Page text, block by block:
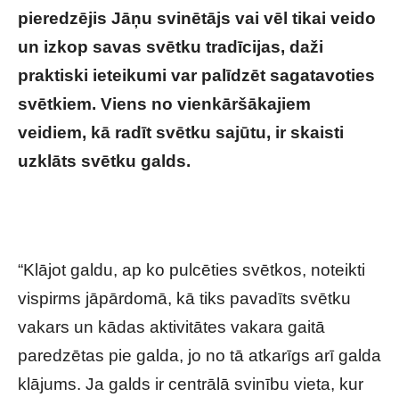
pieredzējis Jāņu svinētājs vai vēl tikai veido
un izkop savas svētku tradīcijas, daži
praktiski ieteikumi var palīdzēt sagatavoties
svētkiem. Viens no vienkāršākajiem
veidiem, kā radīt svētku sajūtu, ir skaisti
uzklāts svētku galds.
“Klājot galdu, ap ko pulcēties svētkos, noteikti
vispirms jāpārdomā, kā tiks pavadīts svētku
vakars un kādas aktivitātes vakara gaitā
paredzētas pie galda, jo no tā atkarīgs arī galda
klājums. Ja galds ir centrālā svinību vieta, kur